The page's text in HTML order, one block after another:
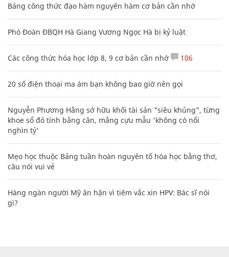
Bảng công thức đạo hàm nguyên hàm cơ bản cần nhớ
Phó Đoàn ĐBQH Hà Giang Vương Ngọc Hà bị kỷ luật
Các công thức hóa học lớp 8, 9 cơ bản cần nhớ 106
20 số điện thoại ma ám bạn không bao giờ nên gọi
Nguyễn Phương Hằng sở hữu khối tài sản "siêu khủng", từng
khoe sổ đỏ tính bằng cân, mắng cựu mẫu 'không có nổi
nghìn tỷ'
Mẹo học thuộc Bảng tuần hoàn nguyên tố hóa học bằng thơ,
câu nói vui vẻ
Hàng ngàn người Mỹ ân hận vì tiêm vắc xin HPV: Bác sĩ nói
gì?